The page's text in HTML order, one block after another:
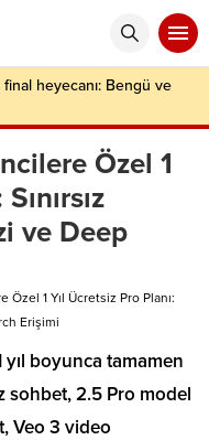
heyecanı: Bengü ve
Özel 1
ve Deep
1 Yıl Ücretsiz Pro Planı:
Erişimi
boyunca tamamen
sohbet, 2.5 Pro model
Veo 3 video